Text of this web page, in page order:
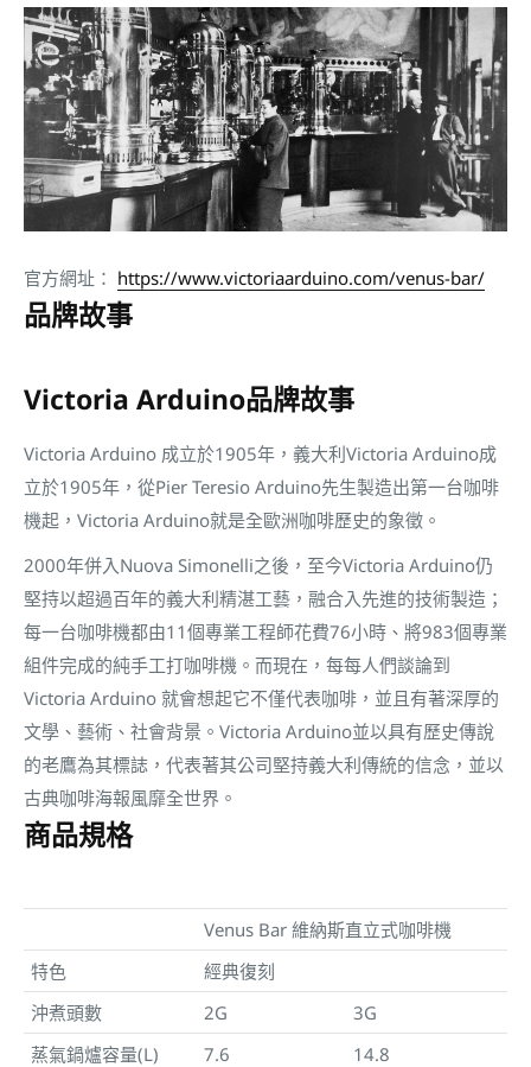
官方網址： https://www.victoriaarduino.com/venus-bar/
品牌故事
Victoria Arduino品牌故事
Victoria Arduino 成立於1905年，義大利Victoria Arduino成
立於1905年，從Pier Teresio Arduino先生製造出第一台咖啡
機起，Victoria Arduino就是全歐洲咖啡歷史的象徵。
2000年併入Nuova Simonelli之後，至今Victoria Arduino仍
堅持以超過百年的義大利精湛工藝，融合入先進的技術製造；
每一台咖啡機都由11個專業工程師花費76小時、將983個專業
組件完成的純手工打咖啡機。而現在，每每人們談論到
Victoria Arduino 就會想起它不僅代表咖啡，並且有著深厚的
文學、藝術、社會背景。Victoria Arduino並以具有歷史傳說
的老鷹為其標誌，代表著其公司堅持義大利傳統的信念，並以
古典咖啡海報風靡全世界。
商品規格
Venus Bar 維納斯直立式咖啡機
特色
經典復刻
沖煮頭數
2G
3G
蒸氣鍋爐容量(L)
7.6
14.8